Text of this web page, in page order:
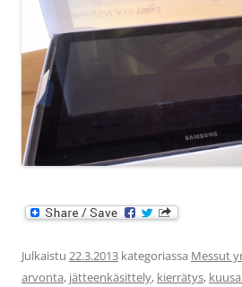
Julkaistu 22.3.2013 kategoriassa Messut
arvonta, jätteenkäsittely, kierrätys,